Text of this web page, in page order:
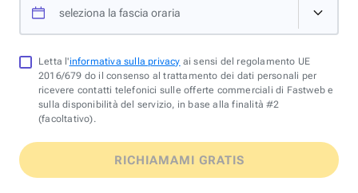
seleziona la fascia oraria
Letta l'informativa sulla privacy ai sensi del regolamento UE
2016/679 do il consenso al trattamento dei dati personali per
ricevere contatti telefonici sulle offerte commerciali di Fastweb e
sulla disponibilità del servizio, in base alla finalità #2
(facoltativo).
RICHIAMAMI GRATIS